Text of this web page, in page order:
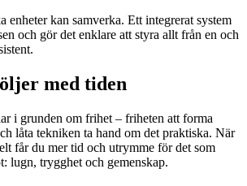
enheter kan samverka. Ett integrerat system
och gör det enklare att styra allt från en och
med tiden
i grunden om frihet – friheten att forma
låta tekniken ta hand om det praktiska. När
får du mer tid och utrymme för det som
lugn, trygghet och gemenskap.